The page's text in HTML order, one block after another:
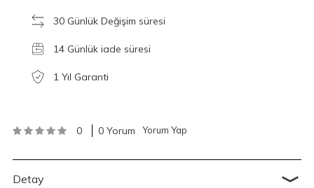
30 Günlük Değişim süresi
14 Günlük iade süresi
1 Yıl Garanti
0 0 Yorum Yorum Yap
Detay